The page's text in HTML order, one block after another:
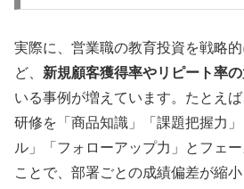
実際に、営業職の教育投資を戦略
ど、 新規顧客獲得率やリピート率
いる事例が増えています。たとえ
研修を「商品知識」「課題把握力
ル」「フォローアップ力」とフェ
ことで、部署ごとの成績偏差が縮